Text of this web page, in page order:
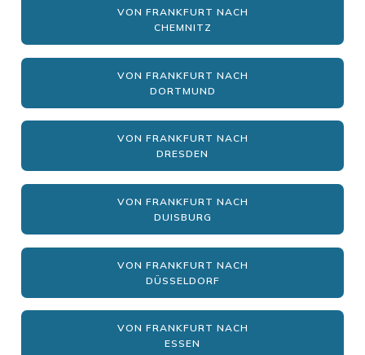
VON FRANKFURT NACH
CHEMNITZ
VON FRANKFURT NACH
DORTMUND
VON FRANKFURT NACH
DRESDEN
VON FRANKFURT NACH
DUISBURG
VON FRANKFURT NACH
DÜSSELDORF
VON FRANKFURT NACH
ESSEN